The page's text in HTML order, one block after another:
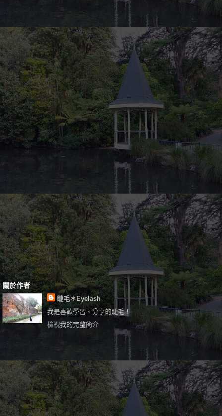
關於作者
睫毛＊Eyelash
我是喜歡學習、分享的睫毛！
檢視我的完整簡介